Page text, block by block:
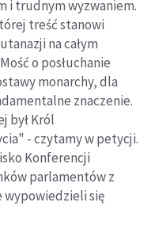
i trudnym wyzwaniem.
treść stanowi
na całym
o posłuchanie
monarchy, dla
znaczenie.
był Król
- czytamy w petycji.
Konferencji
parlamentów z
wypowiedzieli się